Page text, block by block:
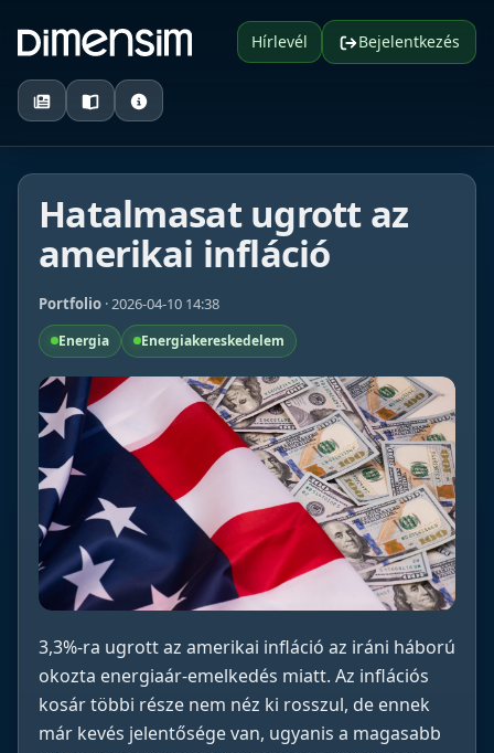
Hírlevél Bejelentkezés
Hatalmasat ugrott az
amerikai infláció
Portfolio · 2026-04-10 14:38
Energia Energiakereskedelem
3,3%-ra ugrott az amerikai infláció az iráni háború
okozta energiaár-emelkedés miatt. Az inflációs
kosár többi része nem néz ki rosszul, de ennek
már kevés jelentősége van, ugyanis a magasabb